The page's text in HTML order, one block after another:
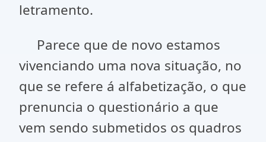
letramento.
Parece que de novo estamos
vivenciando uma nova situação, no
que se refere á alfabetização, o que
prenuncia o questionário a que
vem sendo submetidos os quadros